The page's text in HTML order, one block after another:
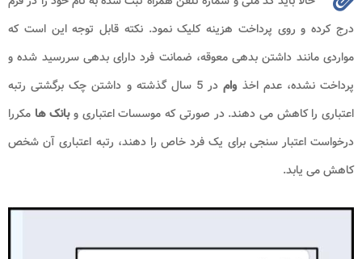
درج کرده و روی پرداخت هزینه کلیک نمود. نکته قابل توجه این است که
مواردی مانند داشتن بدهی معوقه، ضمانت فرد دارای بدهی سررسید شده و
پرداخت نشده، عدم اخذ وام
در 5 سال گذشته و داشتن چک برگشتی رتبه
اعتباری را کاهش می دهند. در صورتی که موسسات اعتباری وبانک ها مکررا
درخواست اعتبار سنجی برای یک فرد خاص را دهند، رتبه اعتباری آن شخص
کاهش می یابد.